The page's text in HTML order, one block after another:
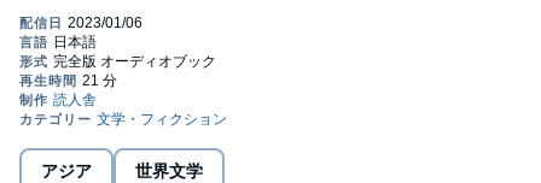
アジア 世界文学